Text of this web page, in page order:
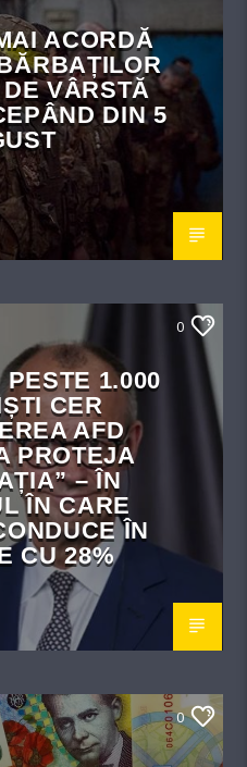
ACORDĂ
VÂRSTĂ
DIN 5
0
1.000
CER
AFD
PROTEJA
– ÎN
ÎN CARE
ÎN
CU 28%
0